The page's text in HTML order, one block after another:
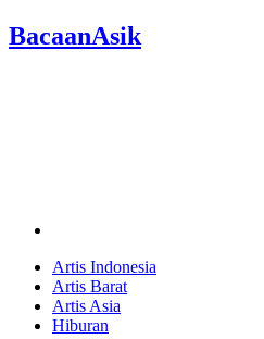
BacaanAsik
Artis Indonesia
Artis Barat
Artis Asia
Hiburan